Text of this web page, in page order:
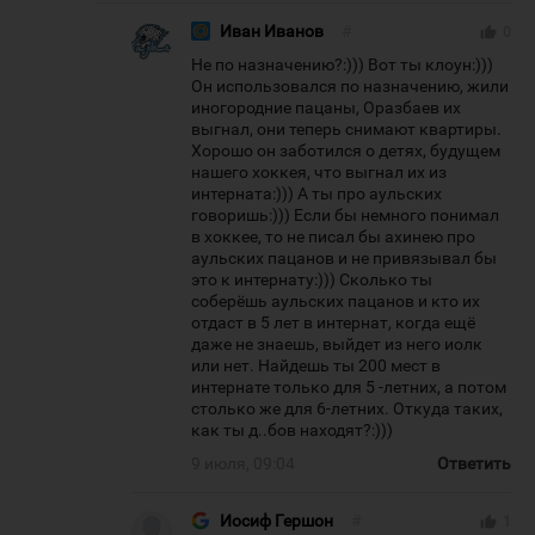
Иван Иванов
Не по назначению?:))) Вот ты клоун:)))
Он использовался по назначению, жили
иногородние пацаны, Оразбаев их
выгнал, они теперь снимают квартиры.
Хорошо он заботился о детях, будущем
нашего хоккея, что выгнал их из
интерната:))) А ты про аульских
говоришь:))) Если бы немного понимал
в хоккее, то не писал бы ахинею про
аульских пацанов и не привязывал бы
это к интернату:))) Сколько ты
соберёшь аульских пацанов и кто их
отдаст в 5 лет в интернат, когда ещё
даже не знаешь, выйдет из него иолк
или нет. Найдешь ты 200 мест в
интернате только для 5 -летних, а потом
столько же для 6-летних. Откуда таких,
как ты д..бов находят?:)))
Ответить
Иосиф Гершон